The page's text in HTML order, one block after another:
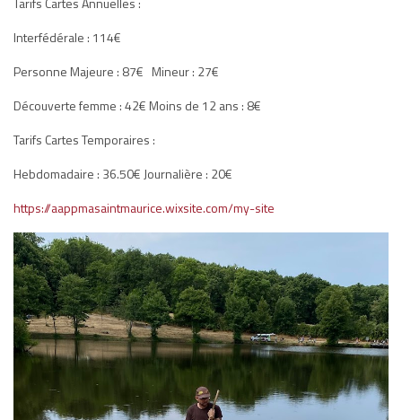
Interfédérale : 114€
Personne Majeure : 87€ Mineur : 27€
Découverte femme : 42€ Moins de 12 ans : 8€
Tarifs Cartes Temporaires :
Hebdomadaire : 36.50€ Journalière : 20€
https://aappmasaintmaurice.wixsite.com/my-site